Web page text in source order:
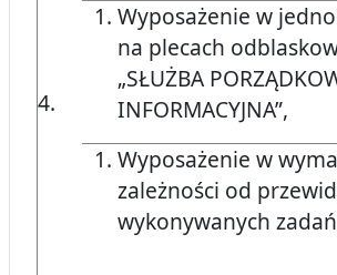
4.
Wyposażenie w
na plecach
„SŁUŻBA
INFORMACYJNA”,
Wyposażenie w
zależności od
wykonywanych zadań